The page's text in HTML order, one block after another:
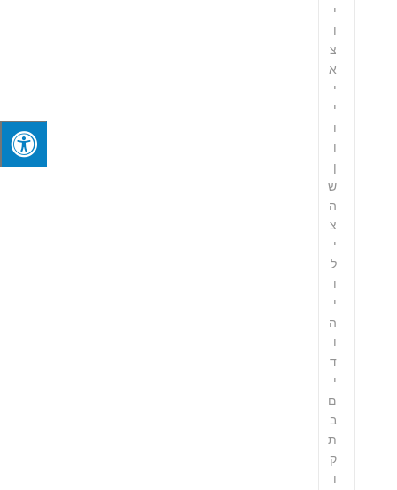
י
ו
צ
א
י
י
ו
ו
ן
ש
ה
צ
י
ל
ו
י
ה
ו
ד
י
ם
ב
ת
ק
ו